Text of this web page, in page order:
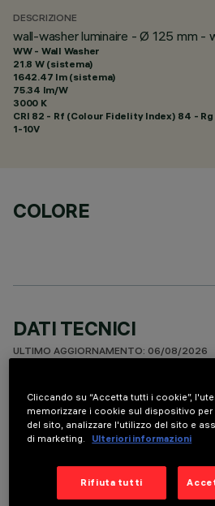
DESCRIZIONE
wall-washer luminaire - Ø 125 mm -
WW - Wall Washer
21.8 W (sistema)
1642.47 lm (sistema)
75.34 lm/W
3000 K
CRI 82 - Rf (Colour Fidelity Index) 84 - Rg
1-10V
COLORE
DATI TECNICI
ULTIMO AGGIORNAMENTO: 06/08/2026
DESCRIZIONE
Recessed round wall-washer
lamp with C.O.B. technology.
vapours and finished with a
create a vertical downward beam of
Cliccando su “Accetta tutti i cookie”,
memorizzare i cookie sul dispositivo
del sito, analizzare l'utilizzo del sito e
di marketing.
Ulteriori informazioni
Rifiuta tutti